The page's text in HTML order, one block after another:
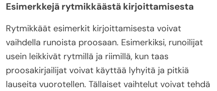
Esimerkkejä rytmikkäästä kirjoittamisesta
Rytmikkäät esimerkit kirjoittamisesta voivat
vaihdella runoista proosaan. Esimerkiksi, runoilijat
usein leikkivät rytmillä ja riimillä, kun taas
proosakirjailijat voivat käyttää lyhyitä ja pitkiä
lauseita vuorotellen. Tällaiset vaihtelut voivat tehdä